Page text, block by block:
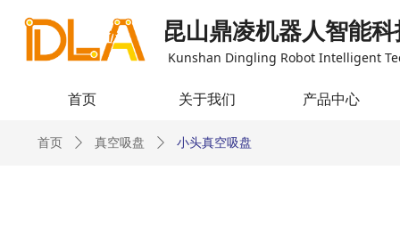
昆山鼎凌机器人智能
Kunshan Dingling Robot Intelligent
首页 关于我们 产品中心
首页 ꄲ 真空吸盘 ꄲ 小头真空吸盘